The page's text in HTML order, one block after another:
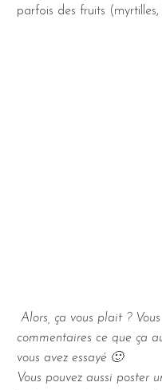
parfois des fruits
Alors, ça vous plait ?
commentaires ce que ça
vous avez essayé 🙂
Vous pouvez aussi poster